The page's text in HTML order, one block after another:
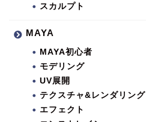
スカルプト
MAYA
MAYA初心者
モデリング
UV展開
テクスチャ&レンダリング
エフェクト